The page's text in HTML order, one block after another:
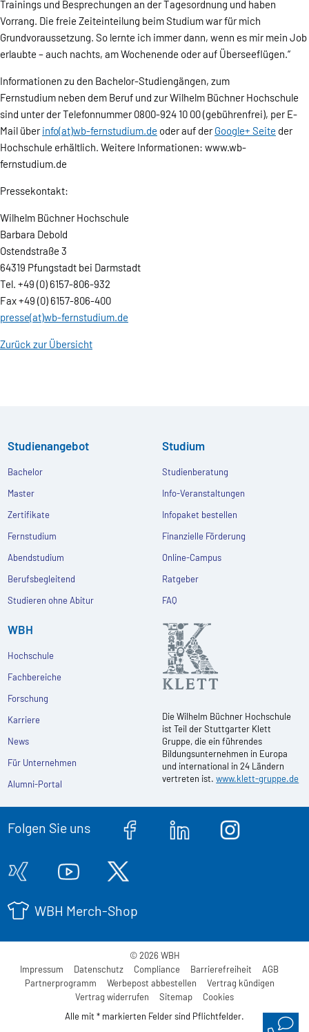
Trainings und Besprechungen an der Tagesordnung und haben
Vorrang. Die freie Zeiteinteilung beim Studium war für mich
Grundvoraussetzung. So lernte ich immer dann, wenn es mir mein Job
erlaubte – auch nachts, am Wochenende oder auf Überseeflügen.“
Informationen zu den Bachelor-Studiengängen, zum
Fernstudium neben dem Beruf und zur Wilhelm Büchner Hochschule
sind unter der Telefonnummer 0800-924 10 00 (gebührenfrei), per E-
Mail überinfo(at)wb-fernstudium.de oder auf derGoogle+ Seite der
Hochschule erhältlich. Weitere Informationen: www.wb-
fernstudium.de
Pressekontakt:
Wilhelm Büchner Hochschule
Barbara Debold
Ostendstraße 3
64319 Pfungstadt bei Darmstadt
Tel. +49 (0) 6157-806-932
Fax +49 (0) 6157-806-400
presse(at)wb-fernstudium.de
Zurück zur Übersicht
Studienangebot
Bachelor
Master
Zertifikate
Fernstudium
Abendstudium
Berufsbegleitend
Studieren ohne Abitur
Studium
Studienberatung
Info-Veranstaltungen
Infopaket bestellen
Finanzielle Förderung
Online-Campus
Ratgeber
FAQ
WBH
Hochschule
Fachbereiche
Forschung
Karriere
News
Für Unternehmen
Alumni-Portal
Die Wilhelm Büchner Hochschule
ist Teil der Stuttgarter Klett
Gruppe, die ein führendes
Bildungsunternehmen in Europa
und international in 24 Ländern
vertreten ist.www.klett-gruppe.de
Folgen Sie uns
WBH Merch-Shop
© 2026 WBH
Impressum
Datenschutz Compliance Barrierefreiheit
AGB
Partnerprogramm
Werbepost abbestellen
Vertrag kündigen
Vertrag widerrufen
Sitemap
Cookies
Alle mit * markierten Felder sind Pflichtfelder.